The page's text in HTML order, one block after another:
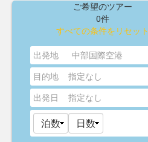
ご希望のツアー
0件
すべての条件をリセット
出発地
中部国際空港
目的地
指定なし
出発日
指定なし